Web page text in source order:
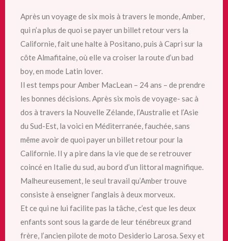
Après un voyage de six mois à travers le monde, Amber,
qui n’a plus de quoi se payer un billet retour vers la
Californie, fait une halte à Positano, puis à Capri sur la
côte Almafitaine, où elle va croiser la route d’un bad
boy, en mode Latin lover.
Il est temps pour Amber MacLean – 24 ans – de prendre
les bonnes décisions. Après six mois de voyage- sac à
dos à travers la Nouvelle Zélande, l’Australie et l’Asie
du Sud-Est, la voici en Méditerranée, fauchée, sans
même avoir de quoi payer un billet retour pour la
Californie. Il y a pire dans la vie que de se retrouver
coincé en Italie du sud, au bord d’un littoral magnifique.
Malheureusement, le seul travail qu’Amber trouve
consiste à enseigner l’anglais à deux morveux.
Et ce qui ne lui facilite pas la tâche, c’est que les deux
enfants sont sous la garde de leur ténébreux grand
frère, l’ancien pilote de moto Desiderio Larosa. Sexy et